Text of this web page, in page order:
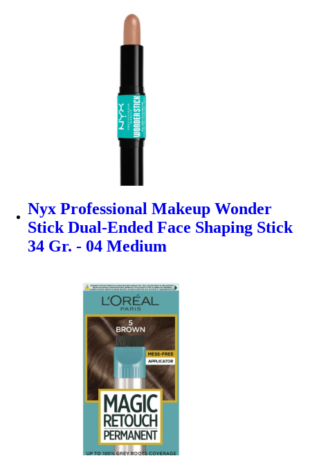
Nyx Professional Makeup Wonder
Stick Dual-Ended Face Shaping Stick
34 Gr. - 04 Medium